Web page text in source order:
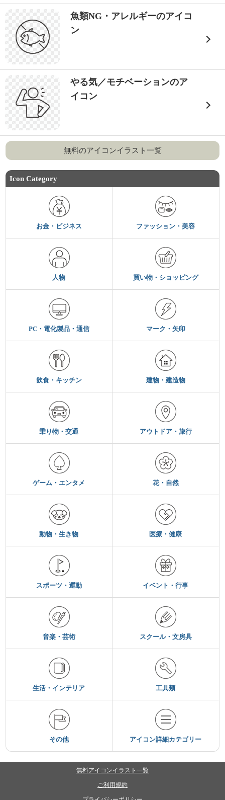
魚類NG・アレルギーのアイコ
ン
やる気／モチベーションのア
イコン
無料のアイコンイラスト一覧
Icon Category
お金・ビジネス ファッション・美容
人物 買い物・ショッピング
PC・電化製品・通信 マーク・矢印
飲食・キッチン 建物・建造物
乗り物・交通 アウトドア・旅行
ゲーム・エンタメ 花・自然
動物・生き物 医療・健康
スポーツ・運動 イベント・行事
音楽・芸術 スクール・文房具
生活・インテリア 工具類
その他 アイコン詳細カテゴリー
無料アイコンイラスト一覧
ご利用規約